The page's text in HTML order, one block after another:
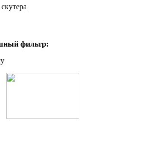
фильтр: